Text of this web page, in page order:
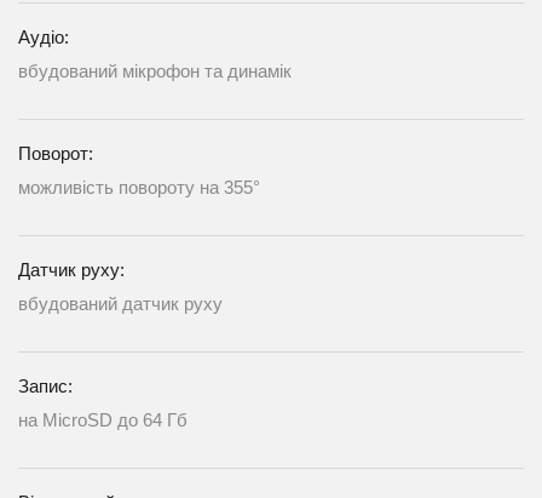
Аудіо:
вбудований мікрофон та динамік
Поворот:
можливість повороту на 355°
Датчик руху:
вбудований датчик руху
Запис:
на MicroSD до 64 Гб